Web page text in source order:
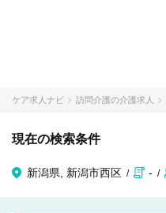
ケア求人ナビ 訪問介護の介護求人
現在の検索条件
新潟県, 新潟市西区 -